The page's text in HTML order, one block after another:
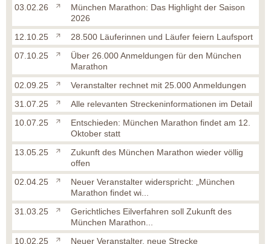
03.02.26
München Marathon: Das Highlight der Saison
2026
12.10.25
28.500 Läuferinnen und Läufer feiern Laufsport
07.10.25
Über 26.000 Anmeldungen für den München
Marathon
02.09.25
Veranstalter rechnet mit 25.000 Anmeldungen
31.07.25
Alle relevanten Streckeninformationen im Detail
10.07.25
Entschieden: München Marathon findet am 12.
Oktober statt
13.05.25
Zukunft des München Marathon wieder völlig
offen
02.04.25
Neuer Veranstalter widerspricht: „München
Marathon findet wi...
31.03.25
Gerichtliches Eilverfahren soll Zukunft des
München Marathon...
10.02.25
Neuer Veranstalter, neue Strecke